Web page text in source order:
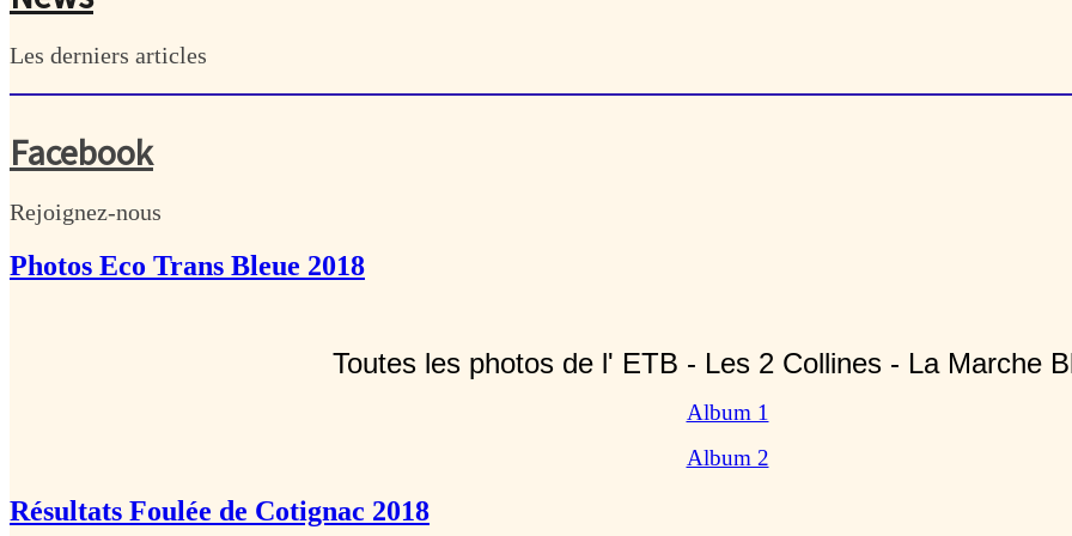
Les derniers articles
Facebook
Rejoignez-nous
Photos Eco Trans Bleue 2018
Toutes les photos de l' ETB - Les 2 Collines - La Marche
Album 1
Album 2
Résultats Foulée de Cotignac 2018